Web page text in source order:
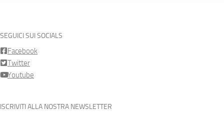
SEGUICI SUI SOCIALS
Facebook
Twitter
Youtube
ISCRIVITI ALLA NOSTRA NEWSLETTER